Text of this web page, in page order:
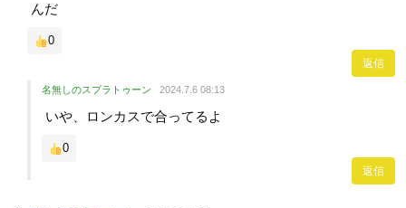
んだ
0
返信
名無しのスプラトゥーン 2024.7.6 08:13
いや、ロンカスで合ってるよ
0
返信